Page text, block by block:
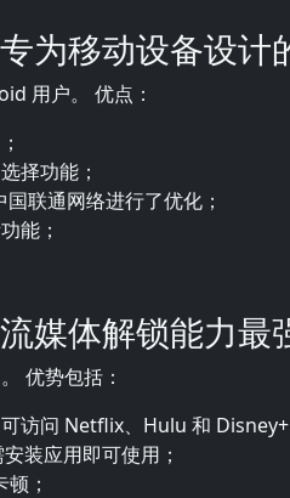
为移动设备设计
用户。 优点：
择功能；
联通网络进行了优化；
能；
媒体解锁能力最
优势包括：
访问 Netflix、Hulu 和 Disney+
装应用即可使用；
；